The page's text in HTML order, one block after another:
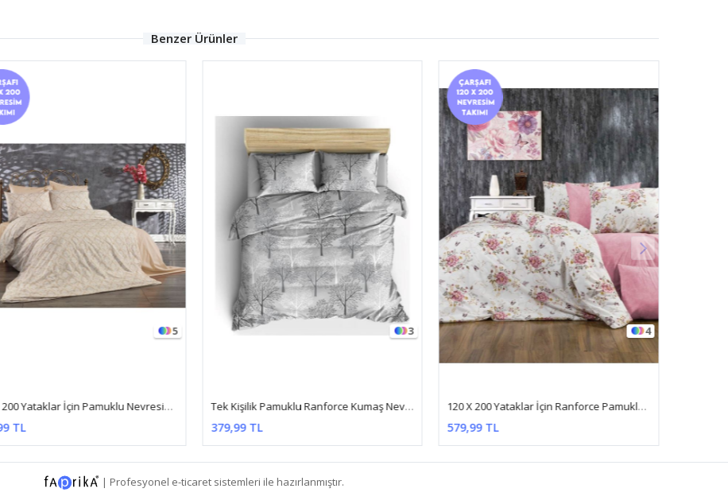
Benzer Ürünler
5
120 X 200 Yataklar İçin Pamuklu Nevresim Takımı ( Şal-Damaks Desen ) Somon
TL
3
Tek Kişilik Pamuklu Ranforce Kumaş Nevresim Seti ( Çarşafsız ) Yeni Gri Ağaç
379,99 TL
4
120 X 200 Yataklar İçin Ranforce Pamuklu Nevresim Takımı Kelebek Pembe
579,99 TL
| Profesyonel e-ticaret sistemleri ile hazırlanmıştır.